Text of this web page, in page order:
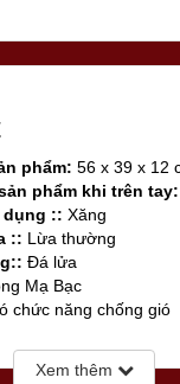
phẩm: 56 x 39 x 12
phẩm khi trên tay:
dụng :: Xăng
:: Lừa thường
Đá lửa
Mạ Bạc
chức năng chống gió
Xem thêm